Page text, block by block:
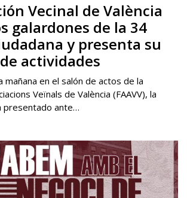
Vecinal de València
galardones de la 34
y presenta su
actividades
mañana en el salón de actos de la
Veïnals de València (FAAVV), la
presentado ante…